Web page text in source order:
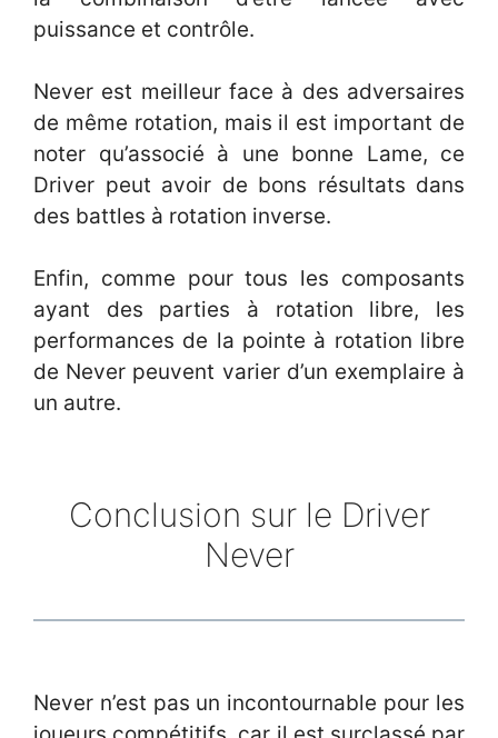
puissance et contrôle.
Never est meilleur face à des adversaires
de même rotation, mais il est important de
noter qu’associé à une bonne Lame, ce
Driver peut avoir de bons résultats dans
des battles à rotation inverse.
Enfin, comme pour tous les composants
ayant des parties à rotation libre, les
performances de la pointe à rotation libre
de Never peuvent varier d’un exemplaire à
un autre.
Conclusion sur le Driver
Never
Never n’est pas un incontournable pour les